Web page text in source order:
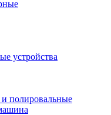
устройства
полировальные